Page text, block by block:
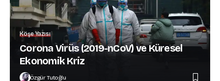
Köşe Yazısı
Corona Virüs (2019-nCoV) ve Küresel
Ekonomik Kriz
Özgür Tutoğlu